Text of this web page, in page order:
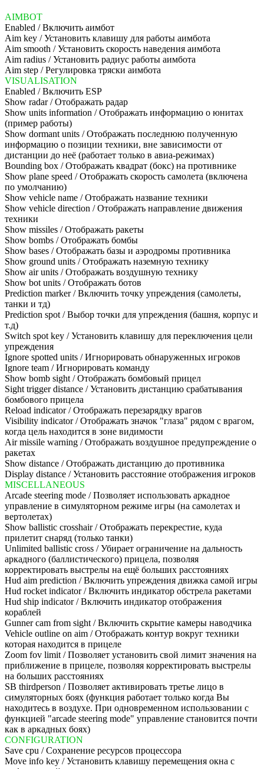
AIMBOT
Enabled / Включить аимбот
Aim key / Установить клавишу для работы аимбота
Aim smooth / Установить скорость наведения аимбота
Aim radius / Установить радиус работы аимбота
Aim step / Регулировка тряски аимбота
VISUALISATION
Enabled / Включить ESP
Show radar / Отображать радар
Show units information / Отображать информацию о юнитах
(пример работы)
Show dormant units / Отображать последнюю полученную
информацию о позиции техники, вне зависимости от
дистанции до неё (работает только в авиа-режимах)
Bounding box / Отображать квадрат (бокс) на противнике
Show plane speed / Отображать скорость самолета (включена
по умолчанию)
Show vehicle name / Отображать название техники
Show vehicle direction / Отображать направление движения
техники
Show missiles / Отображать ракеты
Show bombs / Отображать бомбы
Show bases / Отображать базы и аэродромы противника
Show ground units / Отображать наземную технику
Show air units / Отображать воздушную технику
Show bot units / Отображать ботов
Prediction marker / Включить точку упреждения (самолеты,
танки и тд)
Prediction spot / Выбор точки для упреждения (башня, корпус и
т.д)
Switch spot key / Установить клавишу для переключения цели
упреждения
Ignore spotted units / Игнорировать обнаруженных игроков
Ignore team / Игнорировать команду
Show bomb sight / Отображать бомбовый прицел
Sight trigger distance / Установить дистанцию срабатывания
бомбового прицела
Reload indicator / Отображать перезарядку врагов
Visibility indicator / Отображать значок "глаза" рядом с врагом,
когда цель находится в зоне видимости
Air missile warning / Отображать воздушное предупреждение о
ракетах
Show distance / Отображать дистанцию до противника
Display distance / Установить расстояние отображения игроков
MISCELLANEOUS
Arcade steering mode / Позволяет использовать аркадное
управление в симуляторном режиме игры (на самолетах и
вертолетах)
Show ballistic crosshair / Отображать перекрестие, куда
прилетит снаряд (только танки)
Unlimited ballistic cross / Убирает ограничение на дальность
аркадного (баллистического) прицела, позволяя
корректировать выстрелы на ещё больших расстояниях
Hud aim prediction / Включить упреждения движка самой игры
Hud rocket indicator / Включить индикатор обстрела ракетами
Hud ship indicator / Включить индикатор отображения
кораблей
Gunner cam from sight / Включить скрытие камеры наводчика
Vehicle outline on aim / Отображать контур вокруг техники
которая находится в прицеле
Zoom fov limit / Позволяет установить свой лимит значения на
приближение в прицеле, позволяя корректировать выстрелы
на больших расстояниях
SB thirdperson / Позволяет активировать третье лицо в
симуляторных боях (функция работает только когда Вы
находитесь в воздухе. При одновременном использовании с
функцией "arcade steering mode" управление становится почти
как в аркадных боях)
CONFIGURATION
Save cpu / Сохранение ресурсов процессора
Move info key / Установить клавишу перемещения окна с